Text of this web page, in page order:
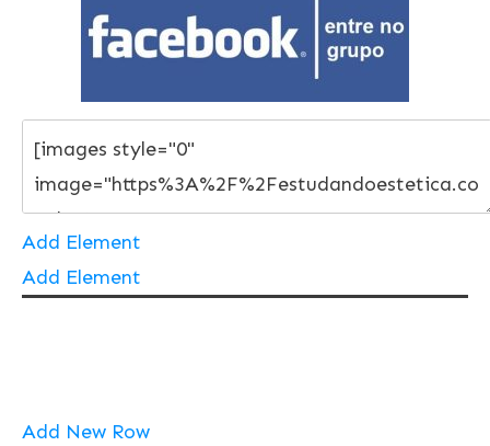
Add Element
Add Element
Add New Row